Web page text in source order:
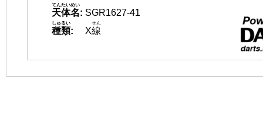
天体名
てんたいめい
: SGR1627-41
種類
しゅるい
: X線
せん